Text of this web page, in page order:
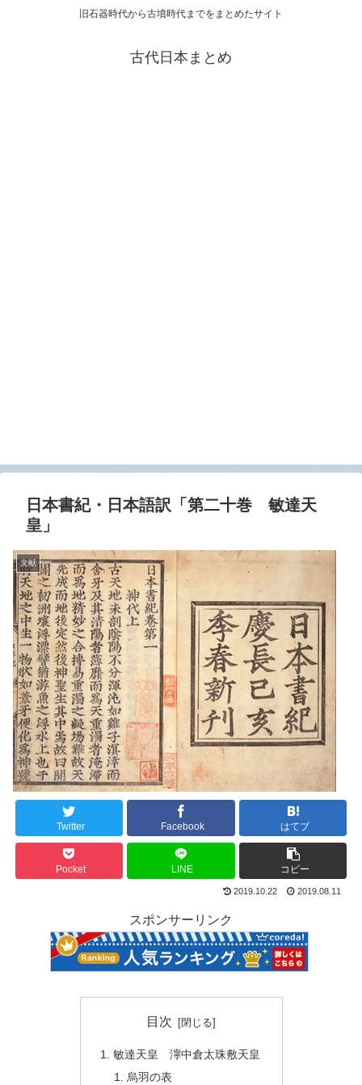
旧石器時代から古墳時代までをまとめたサイト
古代日本まとめ
日本書紀・日本語訳「第二十巻 敏達天
皇」
文献
Twitter Facebook はてブ
Pocket LINE コピー
2019.10.22 2019.08.11
スポンサーリンク
目次
敏達天皇 濘中倉太珠敷天皇
烏羽の表